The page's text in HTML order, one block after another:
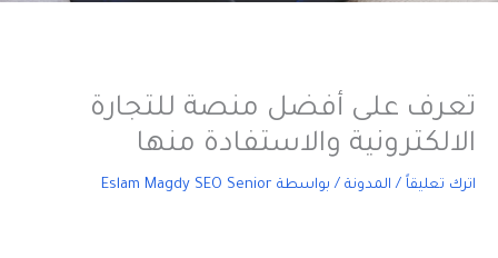
تعرف على أفضل منصة للتجارة
الالكترونية والاستفادة منها
اترك تعليقاً / المدونة / بواسطة Eslam Magdy SEO Senior